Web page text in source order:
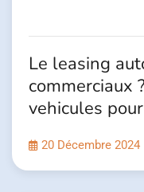
Le leasing
commerciaux
vehicules
20 Décembre 2024